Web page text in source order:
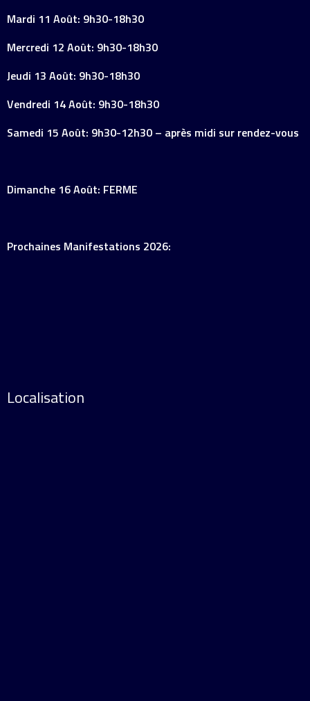
Mardi 11 Août: 9h30-18h30
Mercredi 12 Août: 9h30-18h30
Jeudi 13 Août: 9h30-18h30
Vendredi 14 Août: 9h30-18h30
Samedi 15 Août: 9h30-12h30 – après midi sur rendez-vous
Dimanche 16 Août: FERME
Prochaines Manifestations 2026:
Localisation